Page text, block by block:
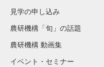
見学の申し込み
農研機構「旬」の話題
農研機構 動画集
イベント・セミナー